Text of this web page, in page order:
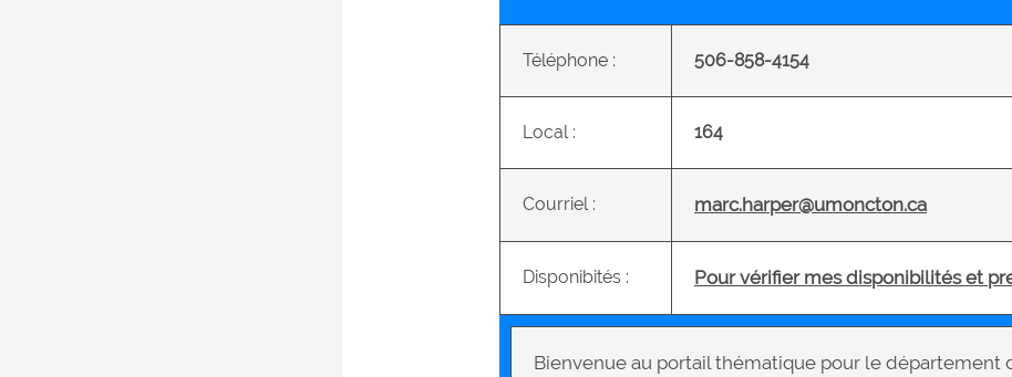
Téléphone : 506-858-4154
Local : 164
Courriel : marc.harper@umoncton.ca
Disponibités : Pour vérifier mes disponibilités et
Bienvenue au portail thématique pour le département